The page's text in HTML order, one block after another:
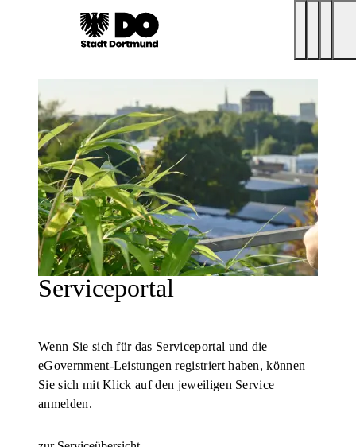
Serviceportal
Wenn Sie sich für das Serviceportal und die
eGovernment-Leistungen registriert haben, können
Sie sich mit Klick auf den jeweiligen Service
anmelden.